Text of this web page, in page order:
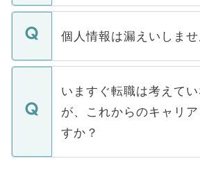
ません。
■応募殺到を避けるため 人
関を公にしてしまうと、応
に、医療機関が求める条件
みを人材紹介会社に依頼す
ています。
転職・入職を強要すること
ん。また、仮に応募先から
定を承諾する必要はありま
の辞退の連絡はキャリアパ
個人情報は漏えいしませ
個人情報が漏えいすること
で、ご安心ください。当サ
などで収集したご登録者様
ご本人のキャリアアップお
支援を目的に使用いたしま
ているすべての個人データ
いますぐ転職は考えて
が、これからのキャリ
すか？